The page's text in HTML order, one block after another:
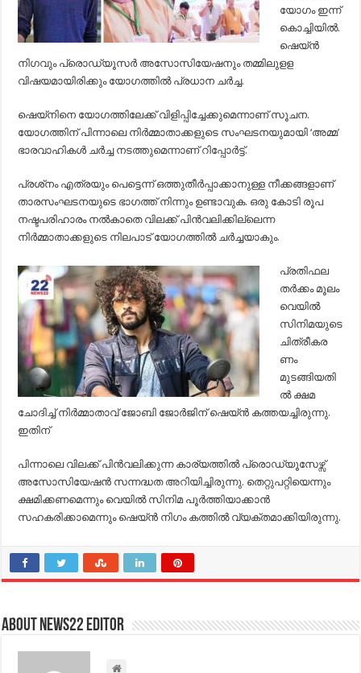
യോഗം ഇന്ന്
കൊച്ചിയില്‍.
ഷെയ്ന്‍
നിഗവും പ്രൊഡ്യൂസര്‍ അസോസിയേഷനും തമ്മിലുളള
വിഷയമായിരിക്കും യോഗത്തില്‍ പ്രധാന ചര്‍ച്ച.
ഷെയ്നിനെ യോഗത്തിലേക്ക് വിളിപ്പിച്ചേക്കുമെന്നാണ് സൂചന.
യോഗത്തിന് പിന്നാലെ നിര്‍മ്മാതാക്കളുടെ സംഘടനയുമായി ‘അമ്മ’
ഭാരവാഹികള്‍ ചര്‍ച്ച നടത്തുമെന്നാണ് റിപ്പോര്‍ട്ട്.
പ്രശ്‌നം എത്രയും പെട്ടെന്ന് ഒത്തുതീര്‍പ്പാക്കാനുള്ള നീക്കങ്ങളാണ്
താരസംഘടനയുടെ ഭാഗത്ത് നിന്നും ഉണ്ടാവുക. ഒരു കോടി രൂപ
നഷ്ടപരിഹാരം നല്‍കാതെ വിലക്ക് പിന്‍വലിക്കില്ലെന്ന
നിര്‍മ്മാതാക്കളുടെ നിലപാട് യോഗത്തില്‍ ചര്‍ച്ചയാകും.
പ്രതിഫല
തര്‍ക്കം മൂലം
വെയില്‍
സിനിമയുടെ
ചിത്രീകര
ണം
മുടങ്ങിയതി
ല്‍ ക്ഷമ
ചോദിച്ച്‌ നിര്‍മ്മാതാവ് ജോബി ജോര്‍ജിന് ഷെയ്ന്‍ കത്തയച്ചിരുന്നു.
ഇതിന്
പിന്നാലെ വിലക്ക് പിന്‍വലിക്കുന്ന കാര്യത്തില്‍ പ്രൊഡ്യൂസേഴ്സ്
അസോസിയേഷന്‍ സന്നദ്ധത അറിയിച്ചിരുന്നു. തെറ്റുപറ്റിയെന്നും
ക്ഷമിക്കണമെന്നും വെയില്‍ സിനിമ പൂര്‍ത്തിയാക്കാന്‍
സഹകരിക്കാമെന്നും ഷെയ്ന്‍ നിഗം കത്തില്‍ വ്യക്തമാക്കിയിരുന്നു.
About NEWS22 EDITOR